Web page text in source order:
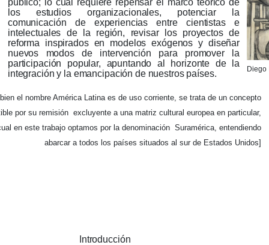
público;
lo cual requiere repensar el marco teórico de
los estudios organizacionales, potenciar la
comunicación de experiencias entre cientistas e
intelectuales de la región, revisar los proyectos de
reforma inspirados en modelos exógenos y diseñar
nuevos modos de intervención para promover la
participación popular, apuntando al horizonte de la
integración y la emancipación de nuestros países.
Diego
el nombre América Latina es de uso corriente, se trata de un concepto
por su remisión excluyente a una matriz cultural europea en particular,
en este trabajo optamos por la denominación Suramérica, entendiendo
abarcar a todos los países situados al sur de Estados Unidos]
Introducción